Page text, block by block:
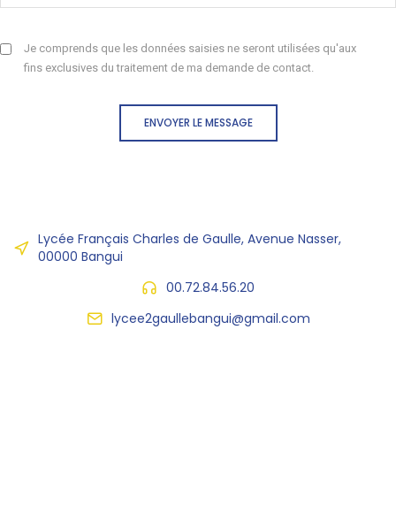
Je comprends que les données saisies ne seront utilisées qu'aux
fins exclusives du traitement de ma demande de contact.
ENVOYER LE MESSAGE
Lycée Français Charles de Gaulle, Avenue Nasser,
00000 Bangui
00.72.84.56.20
lycee2gaullebangui@gmail.com